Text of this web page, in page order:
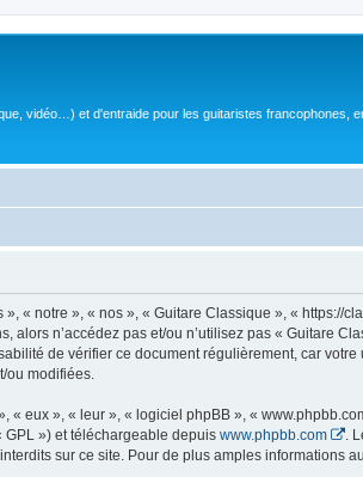
vidéo…) et d'entraide pour les guitaristes francophones,
« notre », « nos », « Guitare Classique », « https://
alors n’accédez pas et/ou n’utilisez pas « Guitare
de vérifier ce document régulièrement, car
ou modifiées.
« eux », « leur », « logiciel phpBB », «
») et téléchargeable depuis www.phpbb.com
.
sur ce site. Pour de plus amples informations